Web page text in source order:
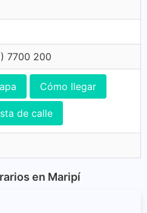
7700 200
Cómo llegar
de calle
en Maripí